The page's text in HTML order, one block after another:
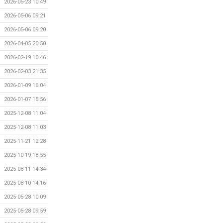
2026-05-23 10:49
2026-05-06 09:21
2026-05-06 09:20
2026-04-05 20:50
2026-02-19 10:46
2026-02-03 21:35
2026-01-09 16:04
2026-01-07 15:56
2025-12-08 11:04
2025-12-08 11:03
2025-11-21 12:28
2025-10-19 18:55
2025-08-11 14:34
2025-08-10 14:16
2025-05-28 10:09
2025-05-28 09:59